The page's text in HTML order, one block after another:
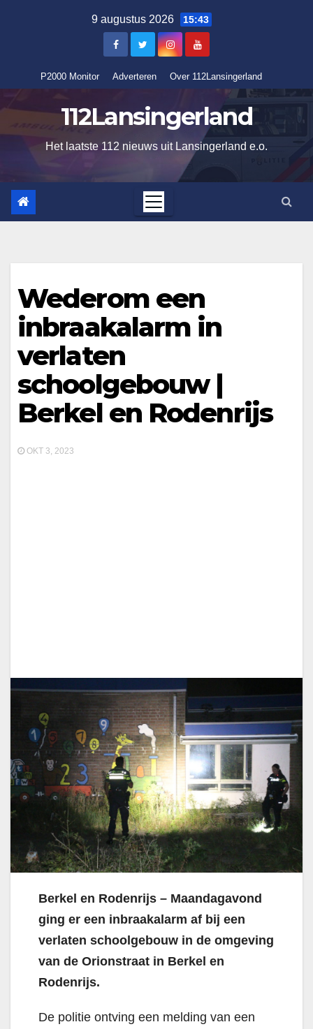
9 augustus 2026 15:43
P2000 Monitor Adverteren Over 112Lansingerland
112Lansingerland
Het laatste 112 nieuws uit Lansingerland e.o.
Wederom een
inbraakalarm in
verlaten
schoolgebouw |
Berkel en Rodenrijs
OKT 3, 2023
Berkel en Rodenrijs – Maandagavond
ging er een inbraakalarm af bij een
verlaten schoolgebouw in de omgeving
van de Orionstraat in Berkel en
Rodenrijs.
De politie ontving een melding van een